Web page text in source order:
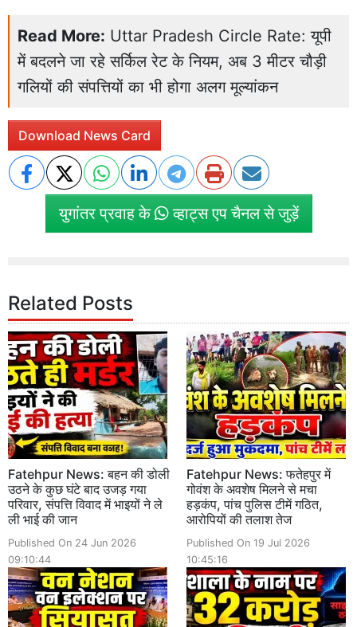
Read More: Uttar Pradesh Circle Rate: यूपी
में बदलने जा रहे सर्किल रेट के नियम, अब 3 मीटर चौड़ी
गलियों की संपत्तियों का भी होगा अलग मूल्यांकन
Download News Card
युगांतर प्रवाह के व्हाट्स एप चैनल से जुड़ें
Related Posts
Fatehpur News: बहन की डोली
उठने के कुछ घंटे बाद उजड़ गया
परिवार, संपत्ति विवाद में भाइयों ने ले
ली भाई की जान
Published On 24 Jun 2026
09:10:44
Fatehpur News: फतेहपुर में
गोवंश के अवशेष मिलने से मचा
हड़कंप, पांच पुलिस टीमें गठित,
आरोपियों की तलाश तेज
Published On 19 Jul 2026
10:45:16